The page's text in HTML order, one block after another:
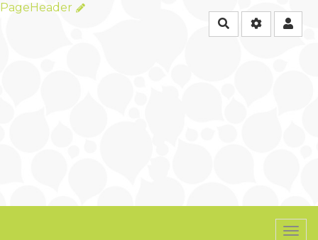
Rechercher
PageHeader